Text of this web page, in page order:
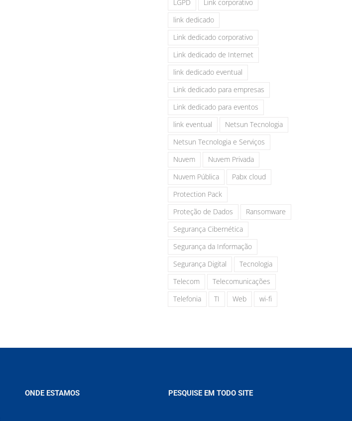
LGPD
Link corporativo
link dedicado
Link dedicado corporativo
Link dedicado de Internet
link dedicado eventual
Link dedicado para empresas
Link dedicado para eventos
link eventual
Netsun Tecnologia
Netsun Tecnologia e Serviços
Nuvem
Nuvem Privada
Nuvem Pública
Pabx cloud
Protection Pack
Proteção de Dados
Ransomware
Segurança Cibernética
Segurança da Informação
Segurança Digital
Tecnologia
Telecom
Telecomunicações
Telefonia
TI Web wi-fi
ONDE ESTAMOS PESQUISE EM TODO SITE